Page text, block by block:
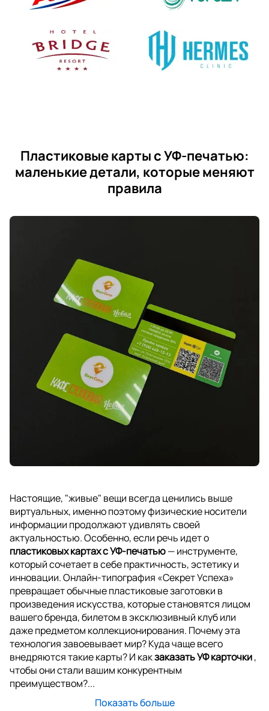
Пластиковые карты с УФ-печатью:
маленькие детали, которые меняют
правила
Настоящие, "живые" вещи всегда ценились выше
виртуальных, именно поэтому физические носители
информации продолжают удивлять своей
актуальностью. Особенно, если речь идет о
пластиковых картах с УФ-печатью— инструменте,
который сочетает в себе практичность, эстетику и
инновации. Онлайн-типография «Секрет Успеха»
превращает обычные пластиковые заготовки в
произведения искусства, которые становятся лицом
вашего бренда, билетом в эксклюзивный клуб или
даже предметом коллекционирования. Почему эта
технология завоевывает мир? Куда чаще всего
внедряются такие карты? И какзаказать УФ карточки,
чтобы они стали вашим конкурентным
преимуществом?...
Показать больше